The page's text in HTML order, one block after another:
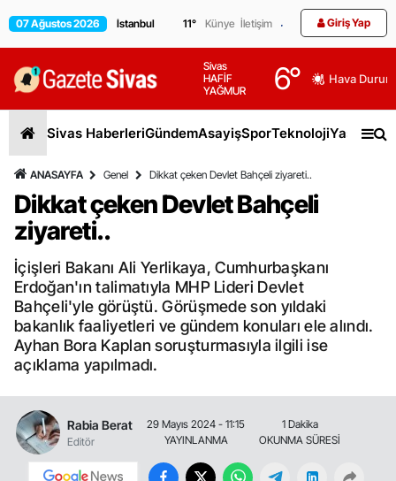
07 Ağustos 2026 11° Künye İletişim Giriş Yap
Sivas
HAFİF
YAĞMUR
6° Hava
Sivas HaberleriGündemAsayişSporTeknolojiYaşam
ANASAYFA Genel Dikkat çeken Devlet Bahçeli ziyareti..
Dikkat çeken Devlet Bahçeli
ziyareti..
İçişleri Bakanı Ali Yerlikaya, Cumhurbaşkanı
Erdoğan'ın talimatıyla MHP Lideri Devlet
Bahçeli'yle görüştü. Görüşmede son yıldaki
bakanlık faaliyetleri ve gündem konuları ele alındı.
Ayhan Bora Kaplan soruşturmasıyla ilgili ise
açıklama yapılmadı.
Rabia Berat
Editör
29 Mayıs 2024 - 11:15
YAYINLANMA
1 Dakika
OKUNMA SÜRESİ